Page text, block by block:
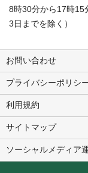
8時30分から17時15
3日までを除く）
お問い合わせ
プライバシーポリシ
利用規約
サイトマップ
ソーシャルメディア